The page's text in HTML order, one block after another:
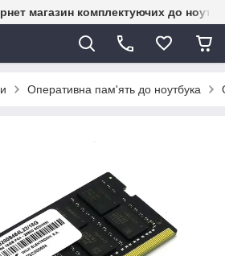
магазин комплектуючих до
Оперативна пам'ять до ноутбука